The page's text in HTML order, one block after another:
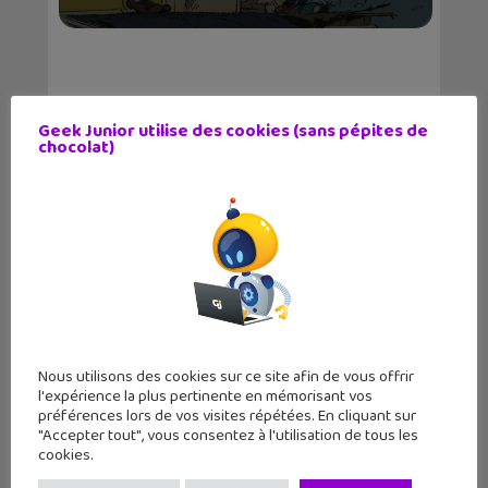
LE MAGGEEK JUNIOR
Geek Junior utilise des cookies (sans pépites de
chocolat)
Nous utilisons des cookies sur ce site afin de vous offrir
l'expérience la plus pertinente en mémorisant vos
préférences lors de vos visites répétées. En cliquant sur
"Accepter tout", vous consentez à l'utilisation de tous les
cookies.